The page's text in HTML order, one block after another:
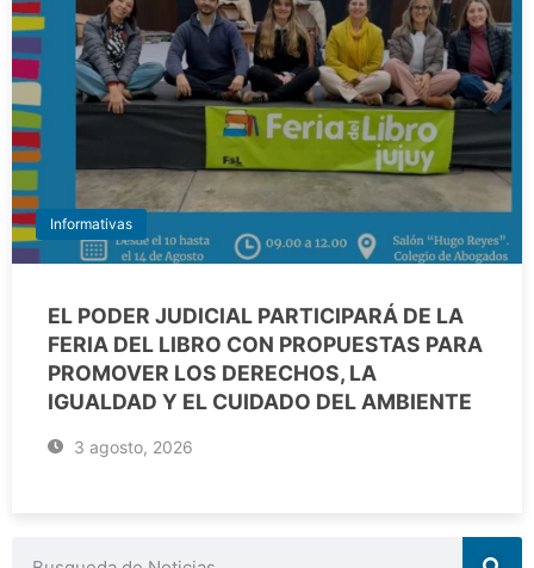
Informativas
EL PODER JUDICIAL PARTICIPARÁ DE LA
FERIA DEL LIBRO CON PROPUESTAS PARA
PROMOVER LOS DERECHOS, LA
IGUALDAD Y EL CUIDADO DEL AMBIENTE
3 agosto, 2026